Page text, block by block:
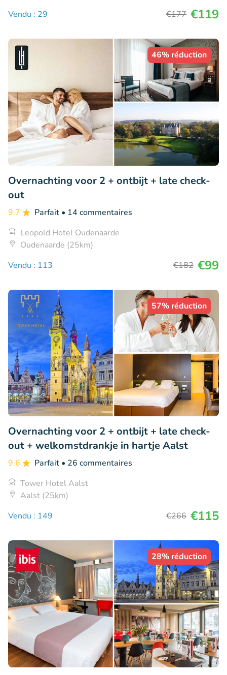
Vendu : 29
€177 €119
46% réduction
Overnachting voor 2 + ontbijt + late check-
out
9.7 Parfait • 14 commentaires
Leopold Hotel Oudenaarde
Oudenaarde (25km)
Vendu : 113
€182 €99
57% réduction
Overnachting voor 2 + ontbijt + late check-
out + welkomstdrankje in hartje Aalst
9.6 Parfait • 26 commentaires
Tower Hotel Aalst
Aalst (25km)
Vendu : 149
€266 €115
28% réduction